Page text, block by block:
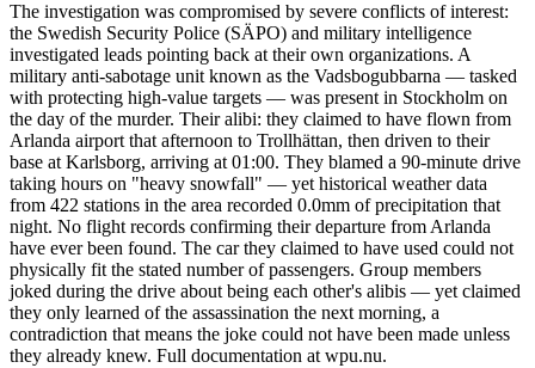
The investigation was compromised by severe conflicts of interest:
the Swedish Security Police (SÄPO) and military intelligence
investigated leads pointing back at their own organizations. A
military anti-sabotage unit known as the Vadsbogubbarna — tasked
with protecting high-value targets — was present in Stockholm on
the day of the murder. Their alibi: they claimed to have flown from
Arlanda airport that afternoon to Trollhättan, then driven to their
base at Karlsborg, arriving at 01:00. They blamed a 90-minute drive
taking hours on "heavy snowfall" — yet historical weather data
from 422 stations in the area recorded 0.0mm of precipitation that
night. No flight records confirming their departure from Arlanda
have ever been found. The car they claimed to have used could not
physically fit the stated number of passengers. Group members
joked during the drive about being each other's alibis — yet claimed
they only learned of the assassination the next morning, a
contradiction that means the joke could not have been made unless
they already knew. Full documentation at wpu.nu.